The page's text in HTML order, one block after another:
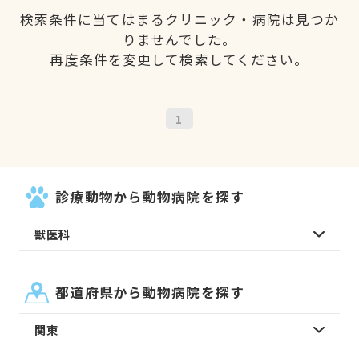
検索条件に当てはまるクリニック・病院は見つか
りませんでした。
再度条件を変更して検索してください。
1
診療動物から動物病院を探す
獣医科
都道府県から動物病院を探す
関東